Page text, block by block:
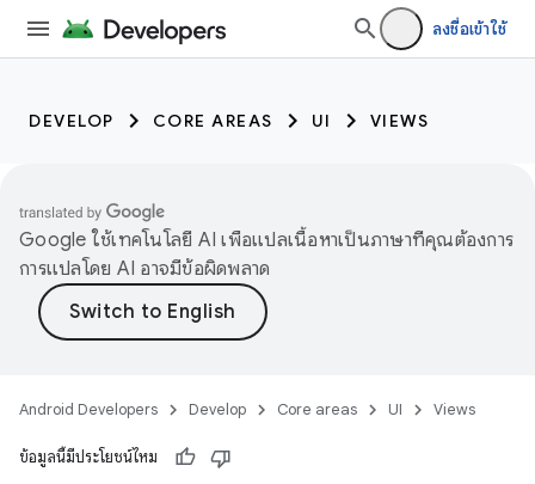
ลงชื่อเข้าใช้
DEVELOP CORE AREAS UI VIEWS
Google ใช้เทคโนโลยี AI เพื่อแปลเนื้อหาเป็นภาษาที่คุณต้องการ
การแปลโดย AI อาจมีข้อผิดพลาด
Android Developers Develop Core areas UI Views
ข้อมูลนี้มีประโยชน์ไหม